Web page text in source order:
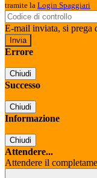
tramite la Login Spaggiari
E-mail inviata, si prega
Errore
Chiudi
Successo
Chiudi
Informazione
Chiudi
Attendere...
Attendere il